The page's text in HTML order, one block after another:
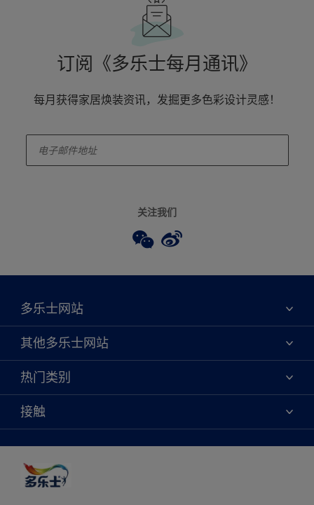
订阅《多乐士每月通讯》
每月获得家居焕装资讯，发掘更多色彩设计灵感！
关注我们
多乐士网站
关于我们
联系我们
查找店铺
绿色工厂
其他多乐士网站
焕新服务
多乐士专业
天猫官方旗舰店
抖音官方旗舰店
热门类别
颜色
产品
创意灵感
装修建议
可持续发展
接触
颜色准确性